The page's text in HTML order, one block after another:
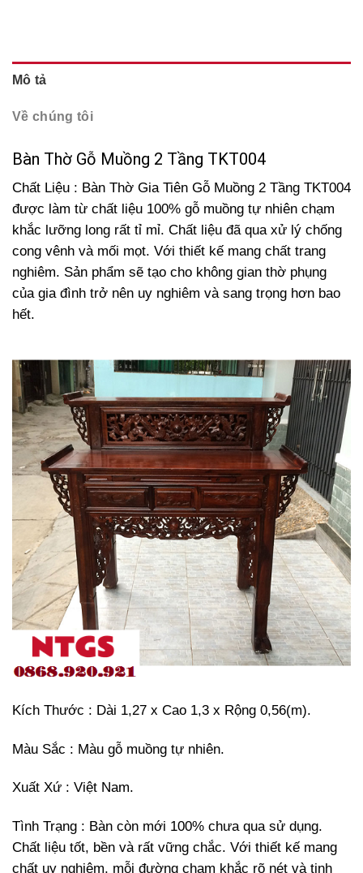
Mô tả
Về chúng tôi
Bàn Thờ Gỗ Muồng 2 Tầng TKT004
Chất Liệu : Bàn Thờ Gia Tiên Gỗ Muồng 2 Tầng TKT004
được làm từ chất liệu 100% gỗ muồng tự nhiên chạm
khắc lưỡng long rất tỉ mỉ. Chất liệu đã qua xử lý chống
cong vênh và mối mọt. Với thiết kế mang chất trang
nghiêm. Sản phẩm sẽ tạo cho không gian thờ phụng
của gia đình trở nên uy nghiêm và sang trọng hơn bao
hết.
Kích Thước : Dài 1,27 x Cao 1,3 x Rộng 0,56(m).
Màu Sắc : Màu gỗ muồng tự nhiên.
Xuất Xứ : Việt Nam.
Tình Trạng : Bàn còn mới 100% chưa qua sử dụng.
Chất liệu tốt, bền và rất vững chắc. Với thiết kế mang
chất uy nghiêm, mỗi đường chạm khắc rõ nét và tinh